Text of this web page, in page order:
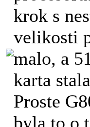
krok s
velikosti
malo, a
karta
Proste
byla to o